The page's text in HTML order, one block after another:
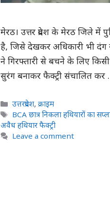
मेरठ। उत्तर प्रदेश के मेरठ जिले में
है, जिसे देखकर अधिकारी भी दंग
ने गिरफ्तारी से बचने के लिए
सुरंग बनाकर फैक्ट्री संचालित कर
Categories
उत्तरप्रदेश,क्राइम
Tags
BCA छात्र निकला हथियारों का
अवैध हथियार फैक्ट्री
Leave a comment